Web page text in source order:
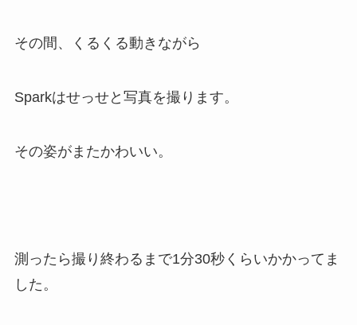
その間、くるくる動きながら
Sparkはせっせと写真を撮ります。
その姿がまたかわいい。
測ったら撮り終わるまで1分30秒くらいかかってま
した。